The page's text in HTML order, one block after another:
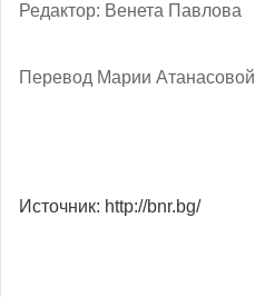
Редактор: Венета Павлова
Перевод Марии Атанасовой
Источник: http://bnr.bg/